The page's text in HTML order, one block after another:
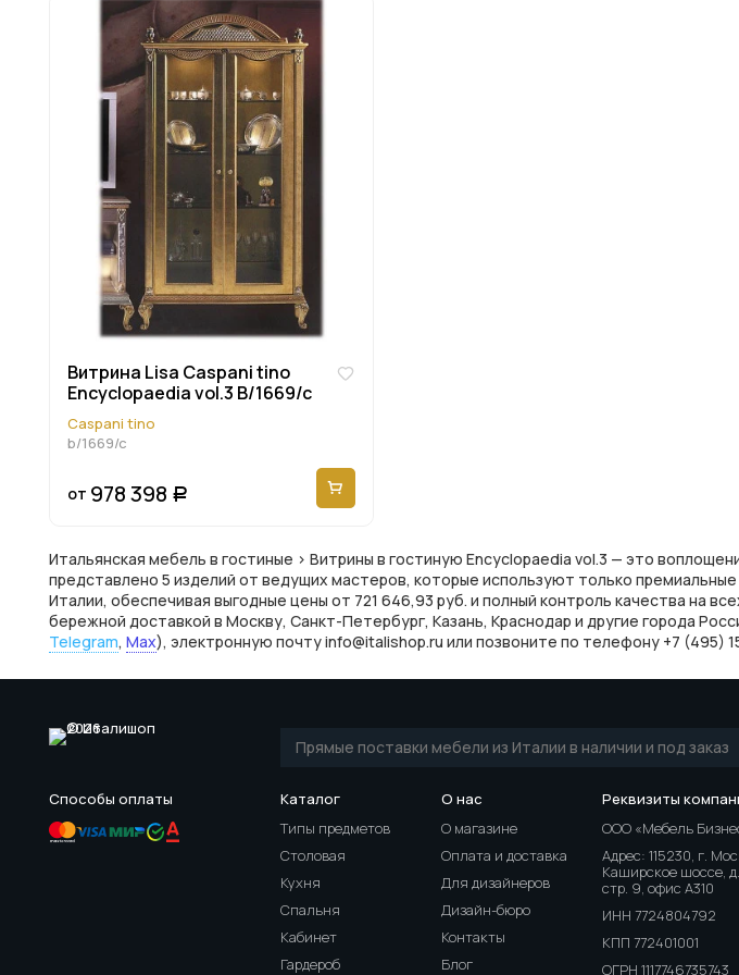
Витрина Lisa Caspani tino
Encyclopaedia vol.3 B/1669/c
Caspani tino
b/1669/c
от 978 398 Р
Итальянская мебель в гостиные > Витрины в гостиную Encyclopaedia vol.3 — это
представлено 5 изделий от ведущих мастеров, которые используют только
Италии, обеспечивая выгодные цены от 721 646,93 руб. и полный контроль качества на
бережной доставкой в Москву, Санкт-Петербург, Казань, Краснодар и другие города
Telegram, Max), электронную почту info@italishop.ru или позвоните по телефону +7
Способы оплаты
Каталог
Типы предметов
Столовая
Кухня
Спальня
Кабинет
Гардероб
О нас
О магазине
Оплата и доставка
Для дизайнеров
Дизайн-бюро
Контакты
Блог
Реквизиты
ООО «Мебель
Адрес: 115230, г.
Каширское шоссе,
стр. 9, офис А310
ИНН 7724804792
КПП 772401001
ОГРН 1117746735743